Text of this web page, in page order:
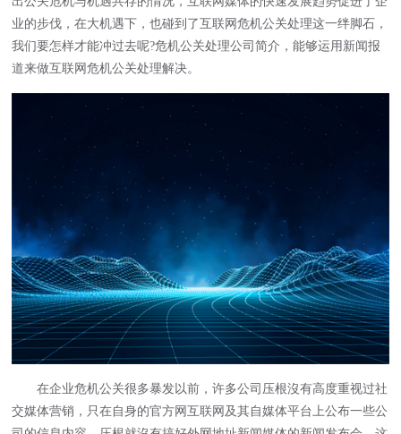
业的步伐，在大机遇下，也碰到了互联网危机公关处理这一绊脚石，
我们要怎样才能冲过去呢?危机公关处理公司简介，能够运用新闻报
道来做互联网危机公关处理解决。
在企业危机公关很多暴发以前，许多公司压根沒有高度重视过社
交媒体营销，只在自身的官方网互联网及其自媒体平台上公布一些公